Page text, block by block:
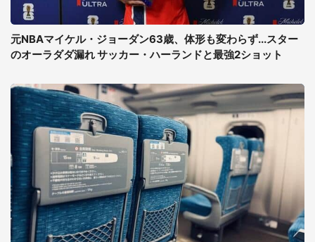
元NBAマイケル・ジョーダン63歳、体形も変わらず...スター
のオーラダダ漏れ サッカー・ハーランドと最強2ショット